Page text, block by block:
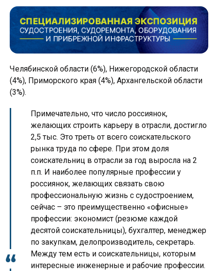
Челябинской области (6%), Нижегородской области
(4%), Приморского края (4%), Архангельской области
(3%).
Примечательно, что число россиянок,
желающих строить карьеру в отрасли, достигло
2,5 тыс. Это треть от всего соискательского
рынка труда по сфере. При этом доля
соискательниц в отрасли за год выросла на 2
п.п. И наиболее популярные профессии у
россиянок, желающих связать свою
профессиональную жизнь с судостроением,
сейчас – это преимущественно «офисные»
профессии: экономист (резюме каждой
десятой соискательницы), бухгалтер, менеджер
по закупкам, делопроизводитель, секретарь.
Между тем есть и соискательницы, которым
интересные инженерные и рабочие профессии.